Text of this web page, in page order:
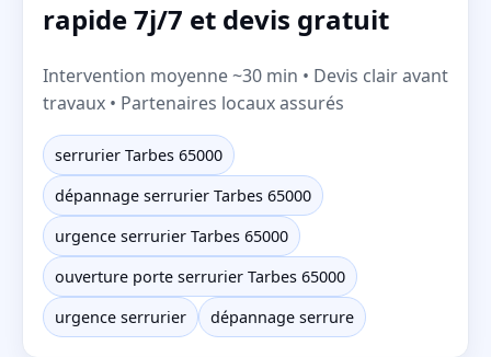
rapide 7j/7 et devis gratuit
Intervention moyenne ~30 min • Devis clair avant
travaux • Partenaires locaux assurés
serrurier Tarbes 65000
dépannage serrurier Tarbes 65000
urgence serrurier Tarbes 65000
ouverture porte serrurier Tarbes 65000
urgence serrurier
dépannage serrure